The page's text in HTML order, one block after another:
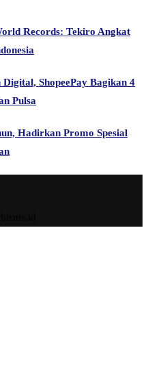
Records: Tekiro Angkat
ShopeePay Bagikan 4
Pulsa
Hadirkan Promo Spesial